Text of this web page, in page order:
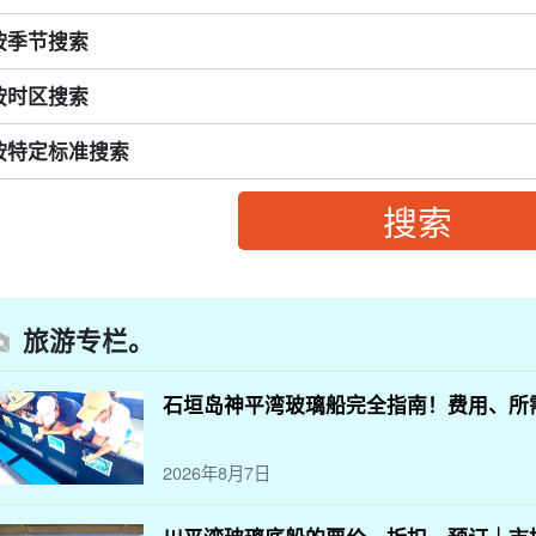
季节搜索
时区搜索
特定标准搜索
旅游专栏。
石垣岛神平湾玻璃船完全指南！费用、
2026年8月7日